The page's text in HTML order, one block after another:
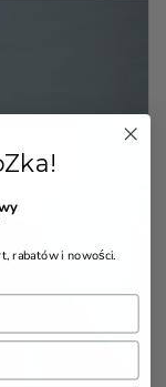

rabatów i nowości.